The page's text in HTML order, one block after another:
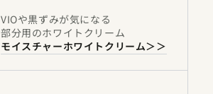
VIOや黒ずみが気になる
部分用のホワイトクリーム
モイスチャーホワイトクリーム＞＞